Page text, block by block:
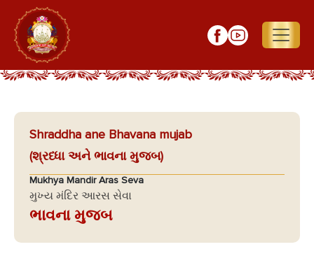
Shraddha ane Bhavana mujab
(શ્રધ્ધા અને ભાવના મુજબ)
Mukhya Mandir Aras Seva
મુખ્ય મંદિર આરસ સેવા
ભાવના મુજબ